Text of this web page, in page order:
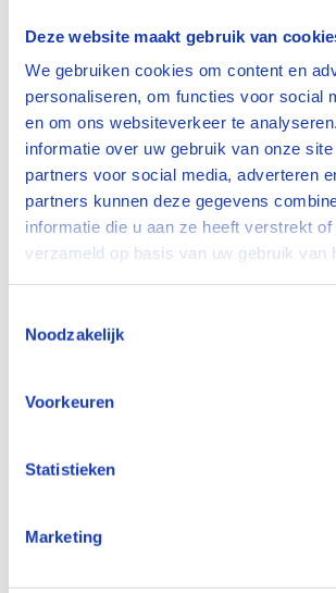
Deze website maakt gebruik van
We gebruiken cookies om content en
personaliseren, om functies voor social
en om ons websiteverkeer te
informatie over uw gebruik van onze
partners voor social media, adverteren
partners kunnen deze gegevens
informatie die u aan ze heeft verstrekt
verzameld op basis van uw gebruik van
Noodzakelijk
Voorkeuren
Statistieken
Marketing
Bedrijfsscan
Operators
Werken bij VAPRO
Vacatures
Operator A / VAPRO A
Operator B / VAPRO B
Opleidingen
Operator
MBO
Veiligheidstrainingen
NEN 3840